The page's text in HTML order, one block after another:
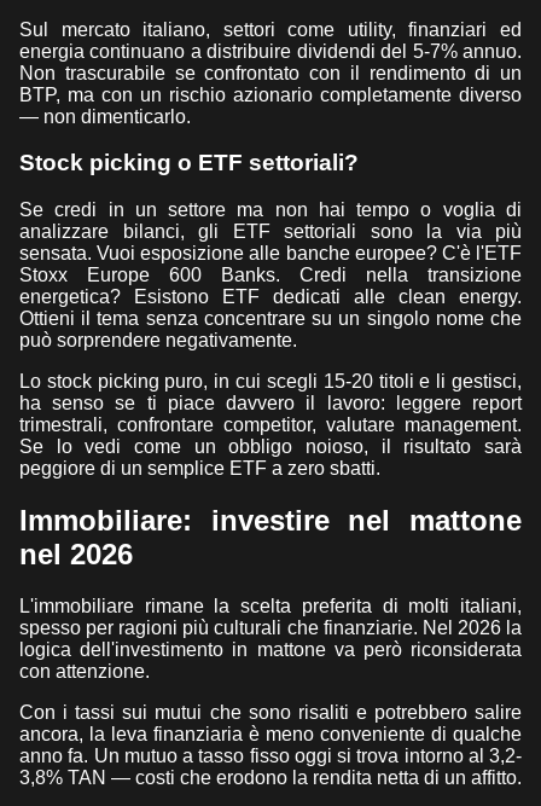
Sul mercato italiano, settori come utility, finanziari ed
energia continuano a distribuire dividendi del 5-7% annuo.
Non trascurabile se confrontato con il rendimento di un
BTP, ma con un rischio azionario completamente diverso
— non dimenticarlo.
Stock picking o ETF settoriali?
Se credi in un settore ma non hai tempo o voglia di
analizzare bilanci, gli ETF settoriali sono la via più
sensata. Vuoi esposizione alle banche europee? C'è l'ETF
Stoxx Europe 600 Banks. Credi nella transizione
energetica? Esistono ETF dedicati alle clean energy.
Ottieni il tema senza concentrare su un singolo nome che
può sorprendere negativamente.
Lo stock picking puro, in cui scegli 15-20 titoli e li gestisci,
ha senso se ti piace davvero il lavoro: leggere report
trimestrali, confrontare competitor, valutare management.
Se lo vedi come un obbligo noioso, il risultato sarà
peggiore di un semplice ETF a zero sbatti.
Immobiliare: investire nel mattone
nel 2026
L'immobiliare rimane la scelta preferita di molti italiani,
spesso per ragioni più culturali che finanziarie. Nel 2026 la
logica dell'investimento in mattone va però riconsiderata
con attenzione.
Con i tassi sui mutui che sono risaliti e potrebbero salire
ancora, la leva finanziaria è meno conveniente di qualche
anno fa. Un mutuo a tasso fisso oggi si trova intorno al 3,2-
3,8% TAN — costi che erodono la rendita netta di un affitto.